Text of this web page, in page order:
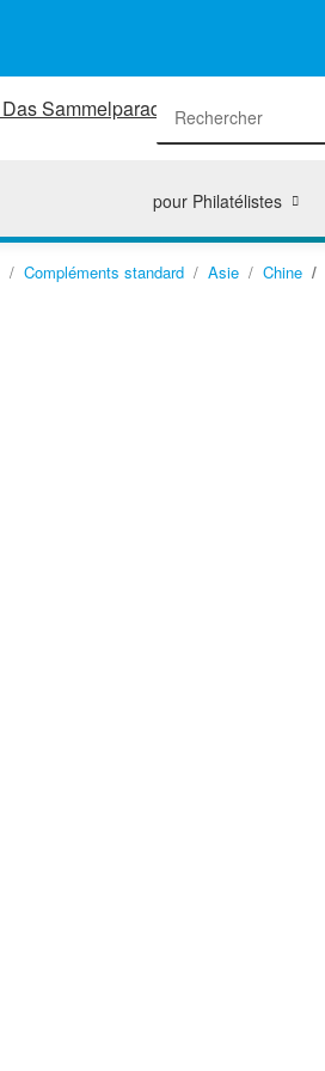
pour Philatélistes
Compléments standard Asie Chine